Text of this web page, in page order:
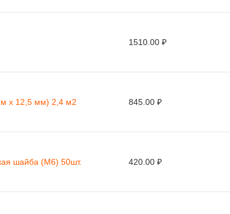
1510.00 ₽
х 12,5 мм) 2,4 м2 845.00 ₽
шайба (М6) 50шт. 420.00 ₽